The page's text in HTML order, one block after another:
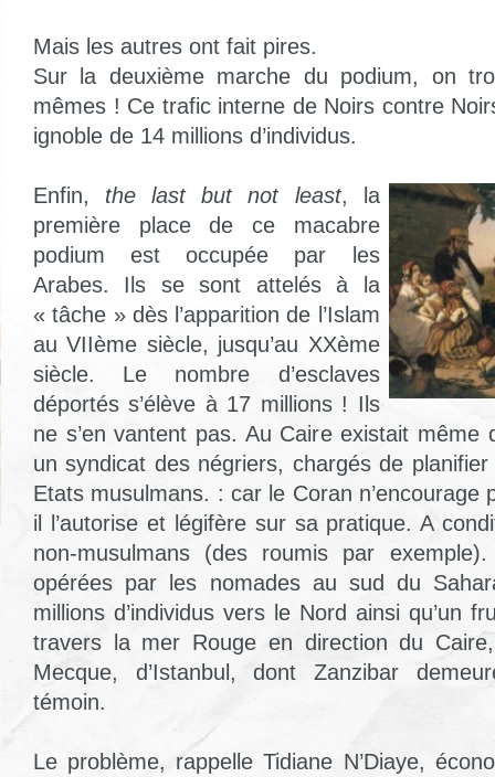
Mais les autres ont fait pires.
Sur la deuxième marche du podium, on
mêmes ! Ce trafic interne de Noirs contre
ignoble de 14 millions d’individus.
Enfin, the last but not least, la
première place de ce macabre
podium est occupée par les
Arabes. Ils se sont attelés à la
« tâche » dès l’apparition de l’Islam
au VIIème siècle, jusqu’au XXème
siècle. Le nombre d’esclaves
déportés s’élève à 17 millions ! Ils
ne s’en vantent pas. Au Caire existait même
un syndicat des négriers, chargés de
Etats musulmans. : car le Coran n’encourage
il l’autorise et légifère sur sa pratique. A
non-musulmans (des roumis par
opérées par les nomades au sud du
millions d’individus vers le Nord ainsi qu’un
travers la mer Rouge en direction du
Mecque, d’Istanbul, dont Zanzibar
témoin.
Le problème, rappelle Tidiane N’Diaye,